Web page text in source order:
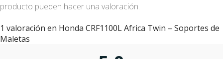
1 valoración en Honda CRF1100L Africa Twin – Soportes de
Maletas
producto pueden hacer una valoración.